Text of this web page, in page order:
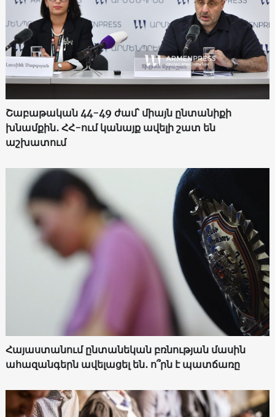
Շաբաթական 44-49 ժամ՝ միայն ընտանիքի
խնամքին․ ՀՀ-ում կանայք ավելի շատ են
աշխատում
Հայաստանում ընտանեկան բռնության մասին
ահազանգերն ավելացել են․ ո՞րն է պատճառը